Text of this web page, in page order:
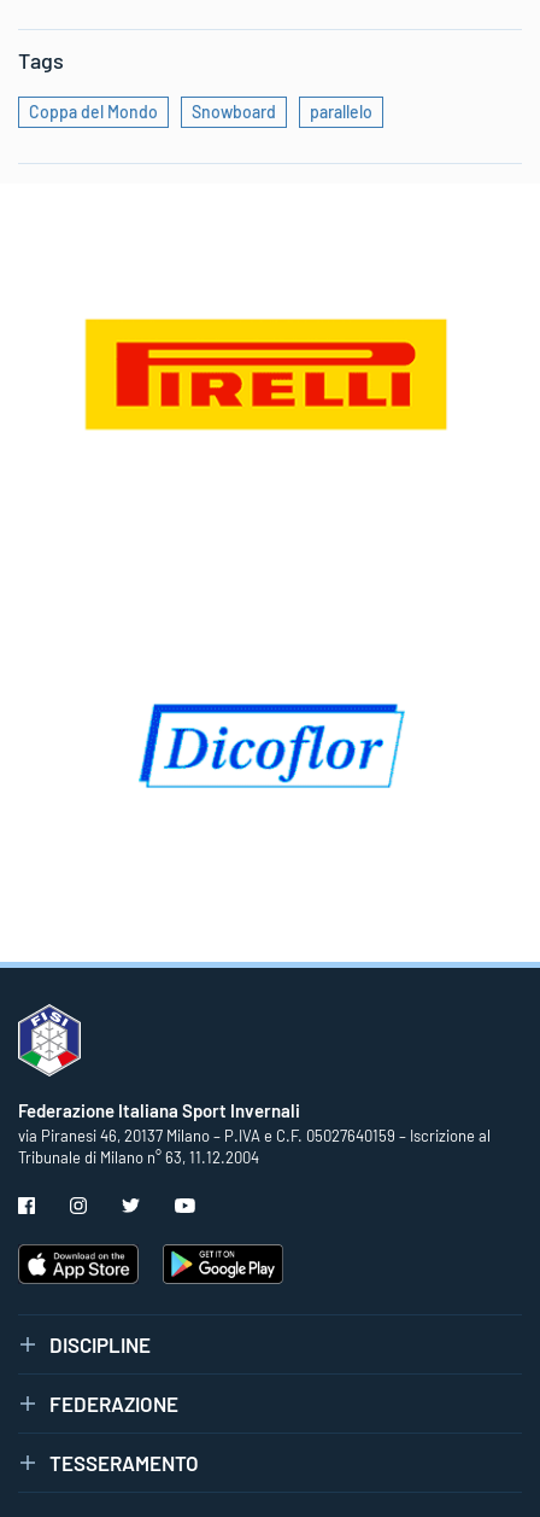
Tags
Coppa del Mondo Snowboard parallelo
Federazione Italiana Sport Invernali
via Piranesi 46, 20137 Milano – P.IVA e C.F. 05027640159 – Iscrizione al
Tribunale di Milano n° 63, 11.12.2004
DISCIPLINE
FEDERAZIONE
TESSERAMENTO